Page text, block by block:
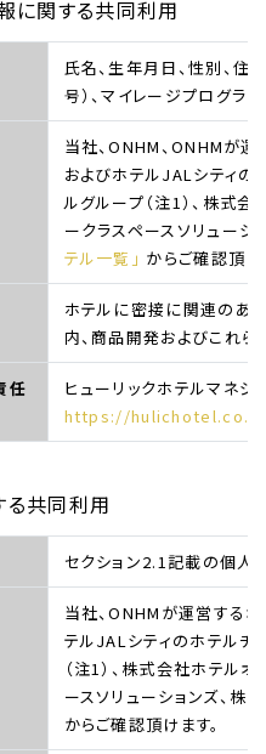
に関する共同利用
氏名、生年月日、性別、住
号）、マイレージプログラ
当社、ONHM、ONHMが運
およびホテルJALシティの
ルグループ（注1）、株式
ークラスペースソリューシ
テル一覧」 からご確認頂け
ホテルに密接に関連のあ
内、商品開発およびこれ
任
ヒューリックホテルマネ
https://
共同利用
セクション2.1記載の個人
当社、ONHMが運営するオ
テルJALシティのホテルチ
（注1）、株式会社ホテル
ースソリューションズ、株
からご確認頂けます。